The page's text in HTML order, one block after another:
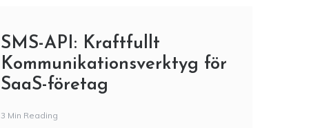
SMS-API: Kraftfullt
Kommunikationsverktyg för
SaaS-företag
3 Min Reading